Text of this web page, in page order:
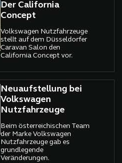
Der California
Concept
Volkswagen Nutzfahrzeuge
stellt auf dem Düsseldorfer
Caravan Salon den
California Concept vor.
Neuaufstellung bei
Volkswagen
Nutzfahrzeuge
Beim österreichischen Team
der Marke Volkswagen
Nutzfahrzeuge gab es
grundlegende
Veränderungen.